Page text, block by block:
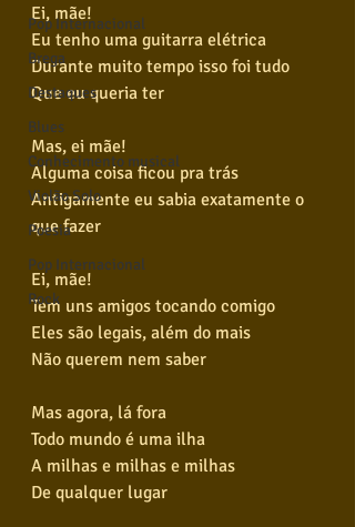
Pop Internacional
Brega
Destaques
Blues
Conhecimento musical
Violão Solo
Poesia
Pop Internacional
Rock
Ei, mãe!
Eu tenho uma guitarra elétrica
Durante muito tempo isso foi tudo
Que eu queria ter
Mas, ei mãe!
Alguma coisa ficou pra trás
Antigamente eu sabia exatamente o
que fazer
Ei, mãe!
Tem uns amigos tocando comigo
Eles são legais, além do mais
Não querem nem saber
Mas agora, lá fora
Todo mundo é uma ilha
A milhas e milhas e milhas
De qualquer lugar